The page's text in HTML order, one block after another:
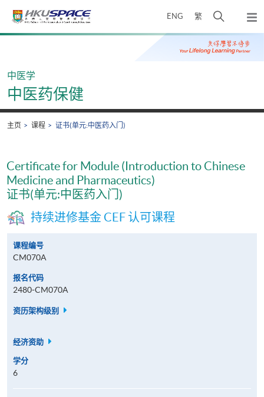
ENG 繁
开
搜
寻
弹
出
主
Main
中医学
中医药保健
主页 课程 证书(单元:中医药入门)
Certificate for Module (Introduction to Chinese
Medicine and Pharmaceutics)
证书(单元:中医药入门)
持续进修基金 CEF 认可课程
课程编号
CM070A
报名代码
2480-CM070A
资历架构级别
经济资助
学分
6